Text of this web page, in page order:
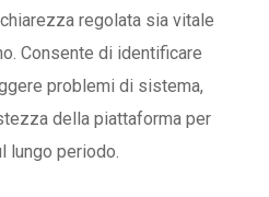
regolata sia vitale
Consente di identificare
problemi di sistema,
della piattaforma per
lungo periodo.